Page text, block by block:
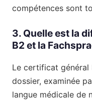
compétences sont
3. Quelle est la
B2 et la
Le certificat général
dossier, examinée
langue médicale de